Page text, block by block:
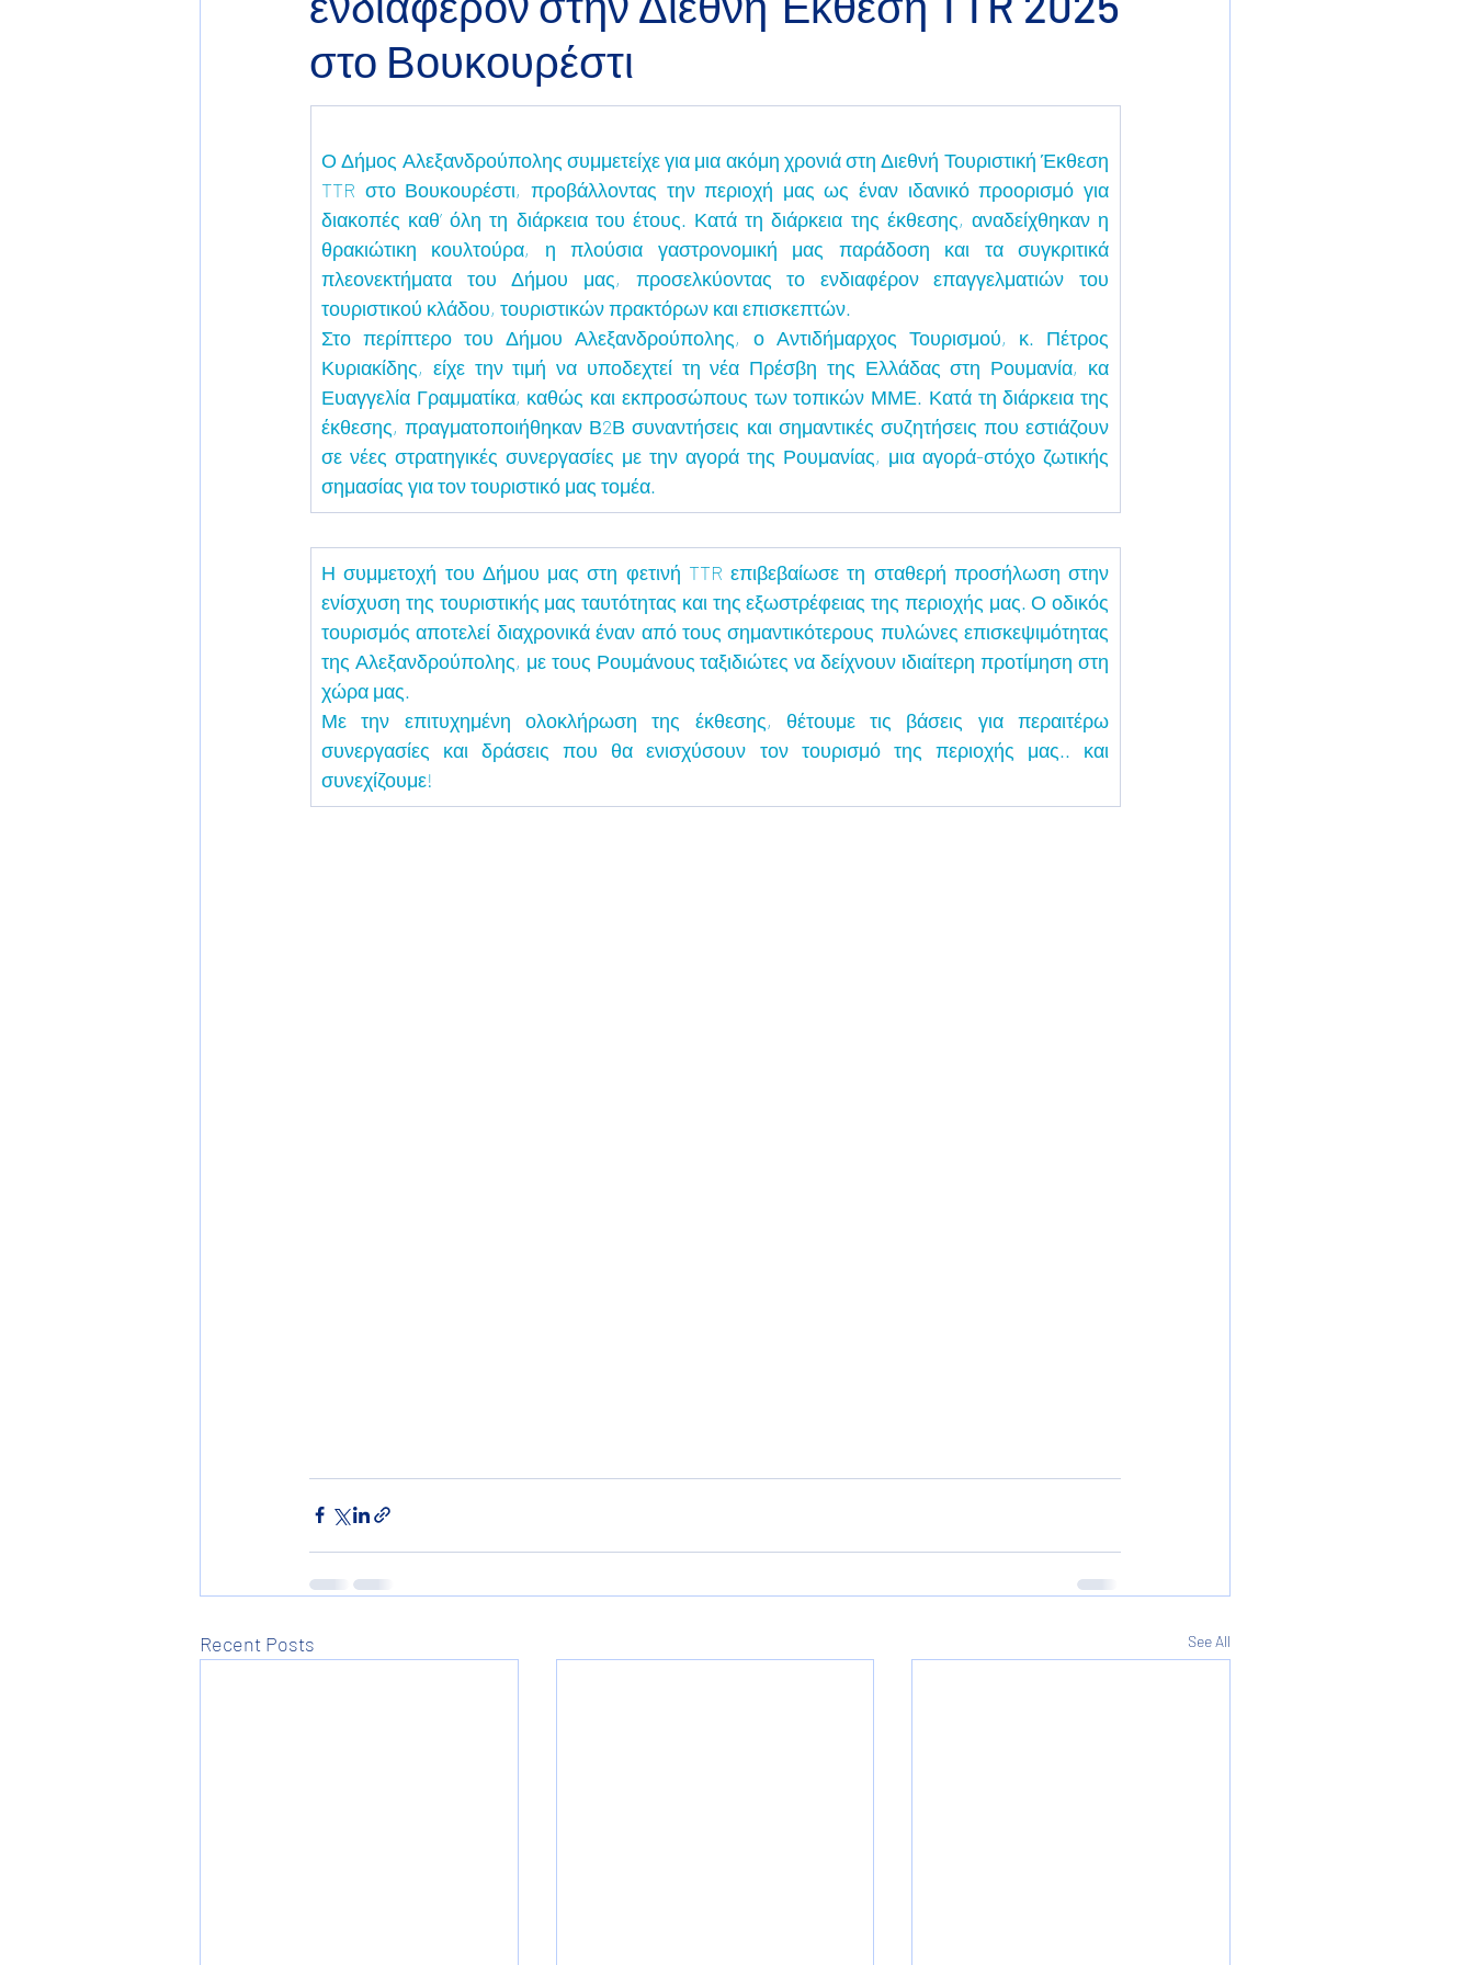
στο Βουκουρέστι
Ο Δήμος Αλεξανδρούπολης συμμετείχε για μια ακόμη χρονιά στη Διεθνή Τουριστική Έκθεση
TTR στο Βουκουρέστι, προβάλλοντας την περιοχή μας ως έναν ιδανικό προορισμό για
διακοπές καθ’ όλη τη διάρκεια του έτους. Κατά τη διάρκεια της έκθεσης, αναδείχθηκαν η
θρακιώτικη κουλτούρα, η πλούσια γαστρονομική μας παράδοση και τα συγκριτικά
πλεονεκτήματα του Δήμου μας, προσελκύοντας το ενδιαφέρον επαγγελματιών του
τουριστικού κλάδου, τουριστικών πρακτόρων και επισκεπτών.
Στο περίπτερο του Δήμου Αλεξανδρούπολης, ο Αντιδήμαρχος Τουρισμού, κ. Πέτρος
Κυριακίδης, είχε την τιμή να υποδεχτεί τη νέα Πρέσβη της Ελλάδας στη Ρουμανία, κα
Ευαγγελία Γραμματίκα, καθώς και εκπροσώπους των τοπικών ΜΜΕ. Κατά τη διάρκεια της
έκθεσης, πραγματοποιήθηκαν Β2Β συναντήσεις και σημαντικές συζητήσεις που εστιάζουν
σε νέες στρατηγικές συνεργασίες με την αγορά της Ρουμανίας, μια αγορά-στόχο ζωτικής
σημασίας για τον τουριστικό μας τομέα.
Η συμμετοχή του Δήμου μας στη φετινή TTR επιβεβαίωσε τη σταθερή προσήλωση στην
ενίσχυση της τουριστικής μας ταυτότητας και της εξωστρέφειας της περιοχής μας. Ο οδικός
τουρισμός αποτελεί διαχρονικά έναν από τους σημαντικότερους πυλώνες επισκεψιμότητας
της Αλεξανδρούπολης, με τους Ρουμάνους ταξιδιώτες να δείχνουν ιδιαίτερη προτίμηση στη
χώρα μας.
Με την επιτυχημένη ολοκλήρωση της έκθεσης, θέτουμε τις βάσεις για περαιτέρω
συνεργασίες και δράσεις που θα ενισχύσουν τον τουρισμό της περιοχής μας.. και
συνεχίζουμε!
Recent Posts See All